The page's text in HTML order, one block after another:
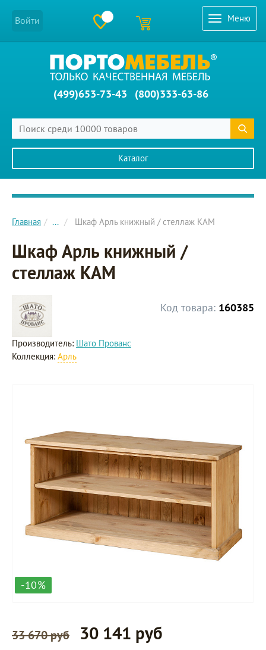
Меню
Войти
(499)653-73-43 (800)333-63-86
Каталог
Главное меню сайта
Главная ... Шкаф Арль книжный / стеллаж KAM
Шкаф Арль книжный /
стеллаж KAM
Код товара: 160385
Производитель: Шато Прованс
Коллекция: Арль
-10%
33 670 руб 30 141 руб